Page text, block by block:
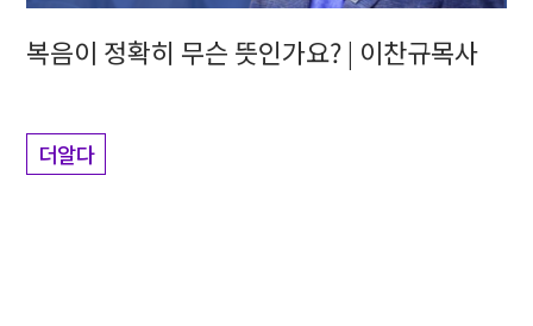
복음이 정확히 무슨 뜻인가요? | 이찬규목사
더알다